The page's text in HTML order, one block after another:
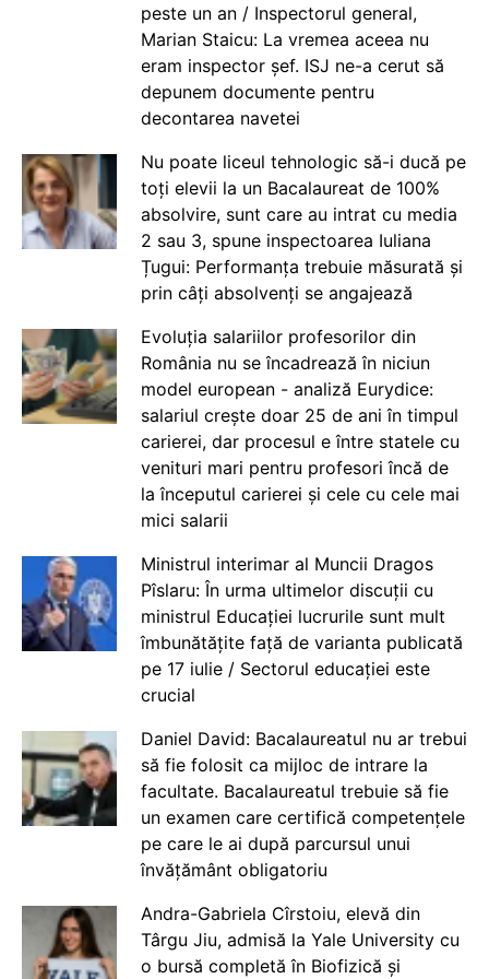
peste un an / Inspectorul general,
Marian Staicu: La vremea aceea nu
eram inspector șef. ISJ ne-a cerut să
depunem documente pentru
decontarea navetei
Nu poate liceul tehnologic să-i ducă pe
toți elevii la un Bacalaureat de 100%
absolvire, sunt care au intrat cu media
2 sau 3, spune inspectoarea Iuliana
Țugui: Performanța trebuie măsurată și
prin câți absolvenți se angajează
Evoluția salariilor profesorilor din
România nu se încadrează în niciun
model european - analiză Eurydice:
salariul crește doar 25 de ani în timpul
carierei, dar procesul e între statele cu
venituri mari pentru profesori încă de
la începutul carierei și cele cu cele mai
mici salarii
Ministrul interimar al Muncii Dragos
Pîslaru: În urma ultimelor discuții cu
ministrul Educației lucrurile sunt mult
îmbunătățite față de varianta publicată
pe 17 iulie / Sectorul educației este
crucial
Daniel David: Bacalaureatul nu ar trebui
să fie folosit ca mijloc de intrare la
facultate. Bacalaureatul trebuie să fie
un examen care certifică competențele
pe care le ai după parcursul unui
învățământ obligatoriu
Andra-Gabriela Cîrstoiu, elevă din
Târgu Jiu, admisă la Yale University cu
o bursă completă în Biofizică și